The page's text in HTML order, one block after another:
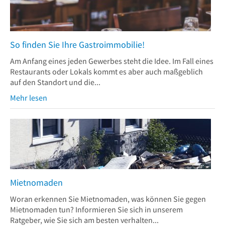
So finden Sie Ihre Gastroimmobilie!
Am Anfang eines jeden Gewerbes steht die Idee. Im Fall eines
Restaurants oder Lokals kommt es aber auch maßgeblich
auf den Standort und die...
Mehr lesen
Mietnomaden
Woran erkennen Sie Mietnomaden, was können Sie gegen
Mietnomaden tun? Informieren Sie sich in unserem
Ratgeber, wie Sie sich am besten verhalten...